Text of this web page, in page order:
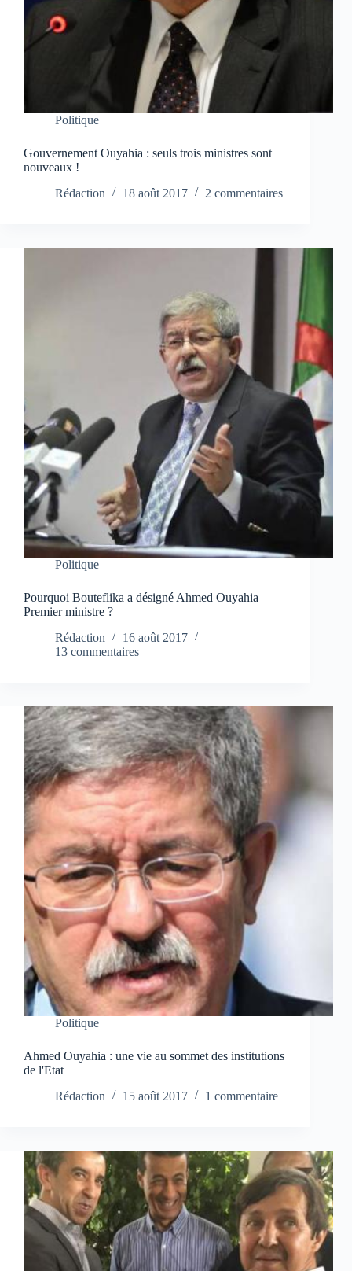
Politique
Gouvernement Ouyahia : seuls trois ministres sont
nouveaux !
Rédaction
18 août 2017 2 commentaires
Politique
Pourquoi Bouteflika a désigné Ahmed Ouyahia
Premier ministre ?
Rédaction
16 août 2017
13 commentaires
Politique
Ahmed Ouyahia : une vie au sommet des institutions
de l'Etat
Rédaction
15 août 2017 1 commentaire